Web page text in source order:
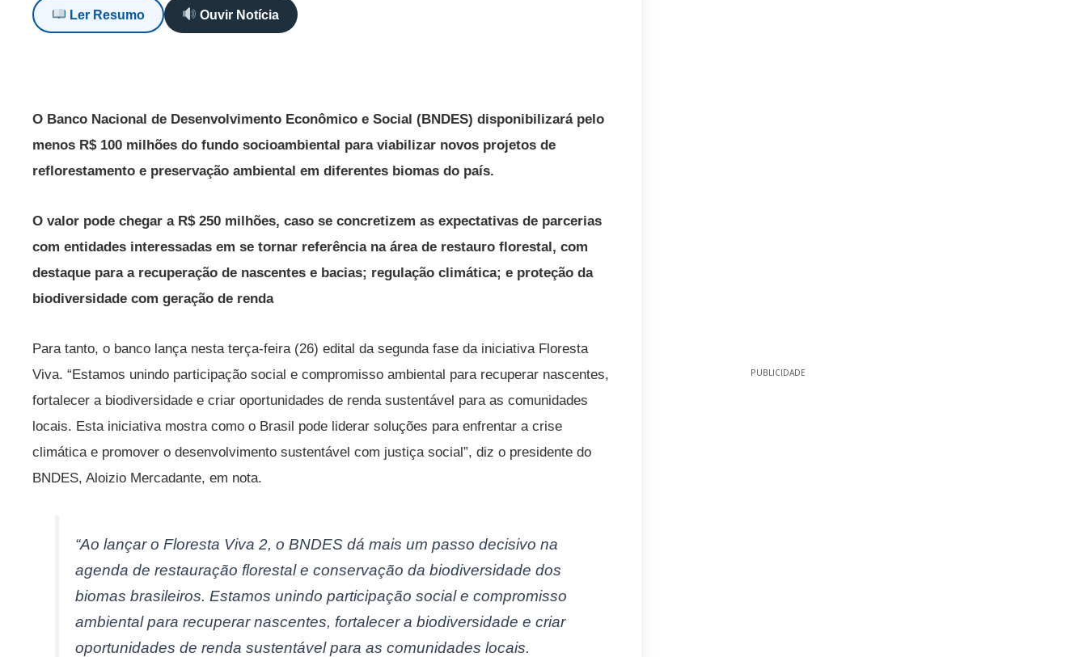
Ler Resumo Ouvir Notícia
O Banco Nacional de Desenvolvimento Econômico e Social (BNDES) disponibilizará pelo
menos R$ 100 milhões do fundo socioambiental para viabilizar novos projetos de
reflorestamento e preservação ambiental em diferentes biomas do país.
O valor pode chegar a R$ 250 milhões, caso se concretizem as expectativas de parcerias
com entidades interessadas em se tornar referência na área de restauro florestal, com
destaque para a recuperação de nascentes e bacias; regulação climática; e proteção da
biodiversidade com geração de renda
Para tanto, o banco lança nesta terça-feira (26) edital da segunda fase da iniciativa Floresta
Viva. “Estamos unindo participação social e compromisso ambiental para recuperar nascentes,
fortalecer a biodiversidade e criar oportunidades de renda sustentável para as comunidades
locais. Esta iniciativa mostra como o Brasil pode liderar soluções para enfrentar a crise
climática e promover o desenvolvimento sustentável com justiça social”, diz o presidente do
BNDES, Aloizio Mercadante, em nota.
“Ao lançar o Floresta Viva 2, o BNDES dá mais um passo decisivo na
agenda de restauração florestal e conservação da biodiversidade dos
biomas brasileiros. Estamos unindo participação social e compromisso
ambiental para recuperar nascentes, fortalecer a biodiversidade e criar
oportunidades de renda sustentável para as comunidades locais.
PUBLICIDADE